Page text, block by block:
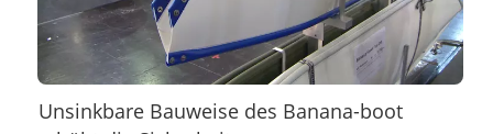
Unsinkbare Bauweise des Banana-boot